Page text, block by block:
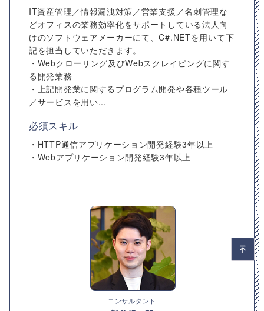
IT資産管理／情報漏洩対策／営業支援／名刺管理な
どオフィスの業務効率化をサポートしている法人向
けのソフトウェアメーカーにて、C#.NETを用いて下
記を担当していただきます。
・Webクローリング及びWebスクレイピングに関す
る開発業務
・上記開発業に関するプログラム開発や各種ツール
／サービスを用い...
必須スキル
・HTTP通信アプリケーション開発経験3年以上
・Webアプリケーション開発経験3年以上
コンサルタント